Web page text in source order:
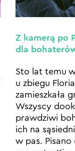
Z kamerą po
dla
Sto lat temu
u zbiegu
zamieszkała
Wszyscy
prawdziwi
ich na
w pas. Pisano